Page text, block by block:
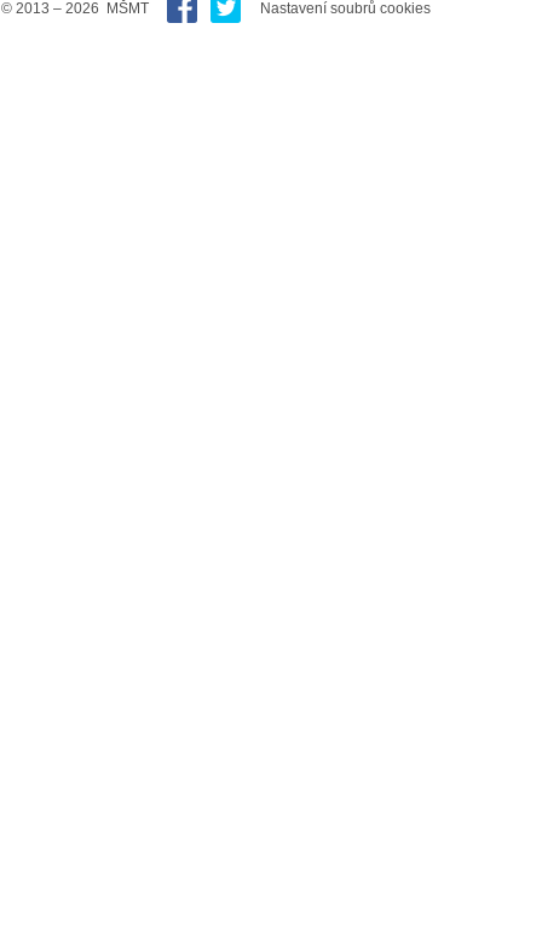
© 2013 – 2026 MŠMT Nastavení soubrů cookies